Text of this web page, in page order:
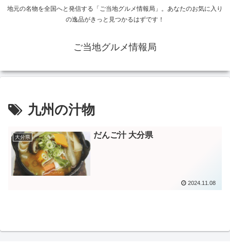
地元の名物を全国へと発信する「ご当地グルメ情報局」。あなたのお気に入り
の逸品がきっと見つかるはずです！
ご当地グルメ情報局
九州の汁物
大分県 だんご汁 大分県
2024.11.08